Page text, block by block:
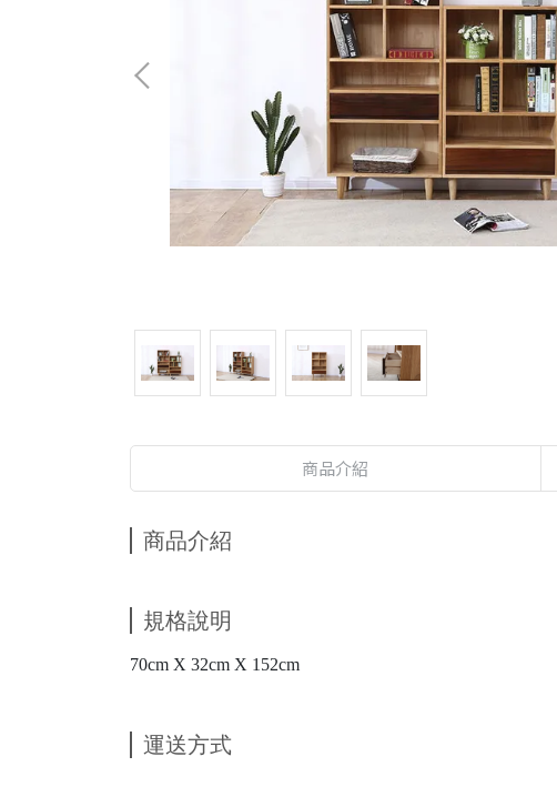
商品介紹
商品介紹
規格說明
70cm X 32cm X 152cm
運送方式